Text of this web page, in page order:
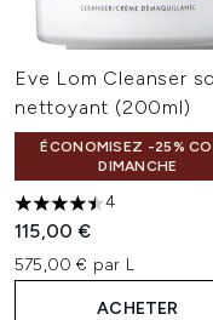
Eve Lom Cleanser
nettoyant (200ml)
ÉCONOMISEZ -25%
DIMANCHE
4.5 étoiles sur un
4
115,00 €
575,00 € par L
ACHETER